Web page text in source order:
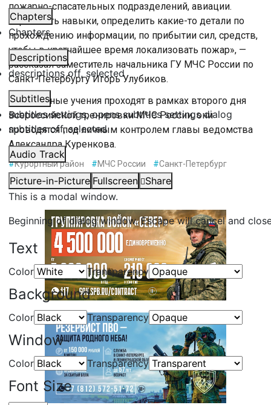
Chapters
Chapters
Descriptions
descriptions off, selected
Subtitles
subtitles settings, opens subtitles settings dialog
subtitles off, selected
Audio Track
Picture-in-Picture Fullscreen
Share
This is a modal window.
Beginning of dialog window. Escape will cancel and
Text
Color Transparency
Background
Color Transparency
Window
Color Transparency
Font Size
пожарно-спасательных подразделений, авиации.
Отработать навыки, определить какие-то детали по
прохождению информации, по прибытии сил, средств,
чтобы в кратчайшее время локализовать пожар», —
рассказал заместитель начальника ГУ МЧС России по
Санкт-Петербургу Игорь Улубиков.
Масштабные учения проходят в рамках второго дня
Всероссийской тренировки МЧС России, они
проводятся под личным контролем главы ведомства
Александра Куренкова.
#Курортный район #МЧС России #Санкт-Петербург